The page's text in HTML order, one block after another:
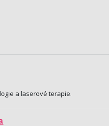
a laserové terapie.